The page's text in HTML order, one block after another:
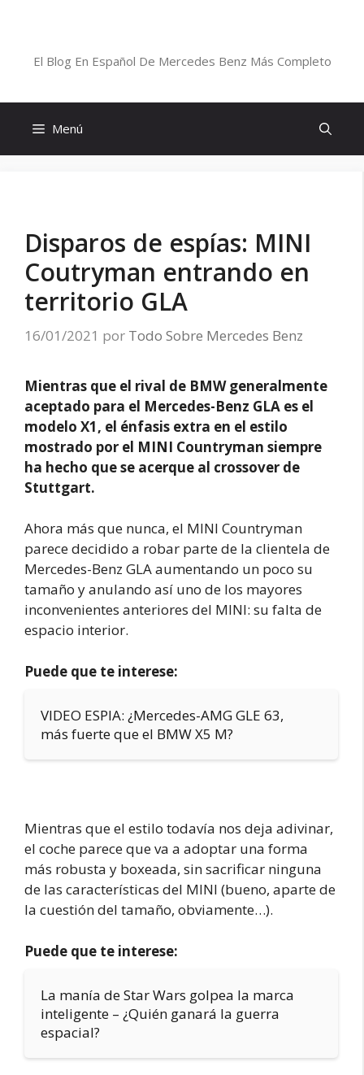
El Blog En Español De Mercedes Benz Más Completo
Menú
Disparos de espías: MINI
Coutryman entrando en
territorio GLA
16/01/2021 por Todo Sobre Mercedes Benz
Mientras que el rival de BMW generalmente
aceptado para el Mercedes-Benz GLA es el
modelo X1, el énfasis extra en el estilo
mostrado por el MINI Countryman siempre
ha hecho que se acerque al crossover de
Stuttgart.
Ahora más que nunca, el MINI Countryman
parece decidido a robar parte de la clientela de
Mercedes-Benz GLA aumentando un poco su
tamaño y anulando así uno de los mayores
inconvenientes anteriores del MINI: su falta de
espacio interior.
Puede que te interese:
VIDEO ESPIA: ¿Mercedes-AMG GLE 63,
más fuerte que el BMW X5 M?
Mientras que el estilo todavía nos deja adivinar,
el coche parece que va a adoptar una forma
más robusta y boxeada, sin sacrificar ninguna
de las características del MINI (bueno, aparte de
la cuestión del tamaño, obviamente…).
Puede que te interese:
La manía de Star Wars golpea la marca
inteligente – ¿Quién ganará la guerra
espacial?